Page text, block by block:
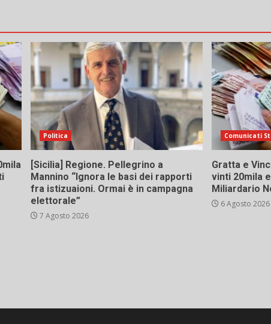
Politica
[Sicilia] Regione. Pellegrino a
Mannino “Ignora le basi dei rapporti
fra istizuaioni. Ormai è in campagna
elettorale”
7 Agosto 2026
Comunicati
Gratta e
vinti 20mila
Miliardario
6 Agosto 2026